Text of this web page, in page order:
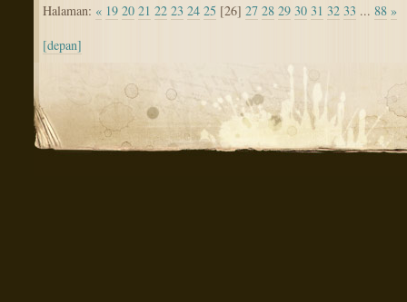
Halaman: « 19 20 21 22 23 24 25 [26] 27 28 29 30 31 32 33 ... 88 »
[depan]